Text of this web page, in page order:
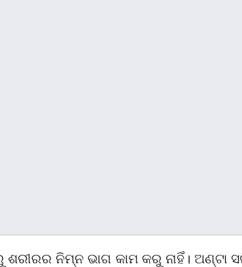
ନିମ୍ନ ଭାଗ କାମ କରୁ ନାହିଁ। ଅଣ୍ଟା